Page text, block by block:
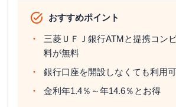
おすすめポイント
三菱ＵＦＪ銀行ATMと提携コン
料が無料
銀行口座を開設しなくても利用可
金利年1.4％～年14.6％とお得